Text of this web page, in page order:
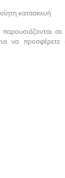
κατασκευή
να προσφέρετε